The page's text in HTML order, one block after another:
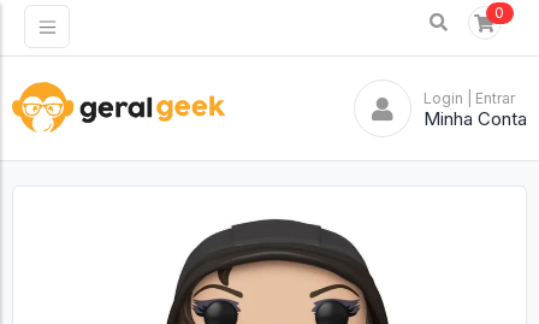
0
Login | Entrar
Minha Conta